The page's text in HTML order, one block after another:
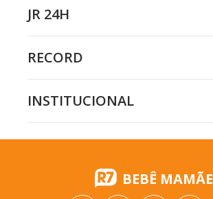
JR 24H
RECORD
INSTITUCIONAL
BEBÊ MAMÃE